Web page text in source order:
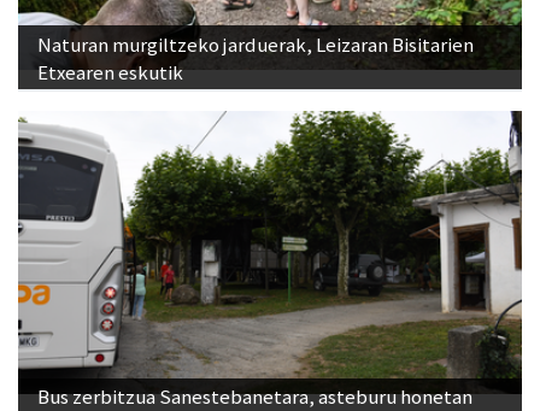
Naturan murgiltzeko jarduerak, Leizaran Bisitarien
Etxearen eskutik
Bus zerbitzua Sanestebanetara, asteburu honetan